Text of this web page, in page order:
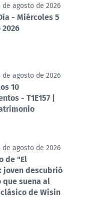
agosto de 2026
- Miércoles 5
agosto de 2026
10
- T1E157 |
agosto de 2026
de "El
joven descubrió
suena al
de Wisin